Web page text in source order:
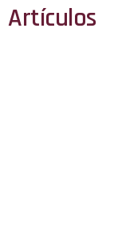
Artículos